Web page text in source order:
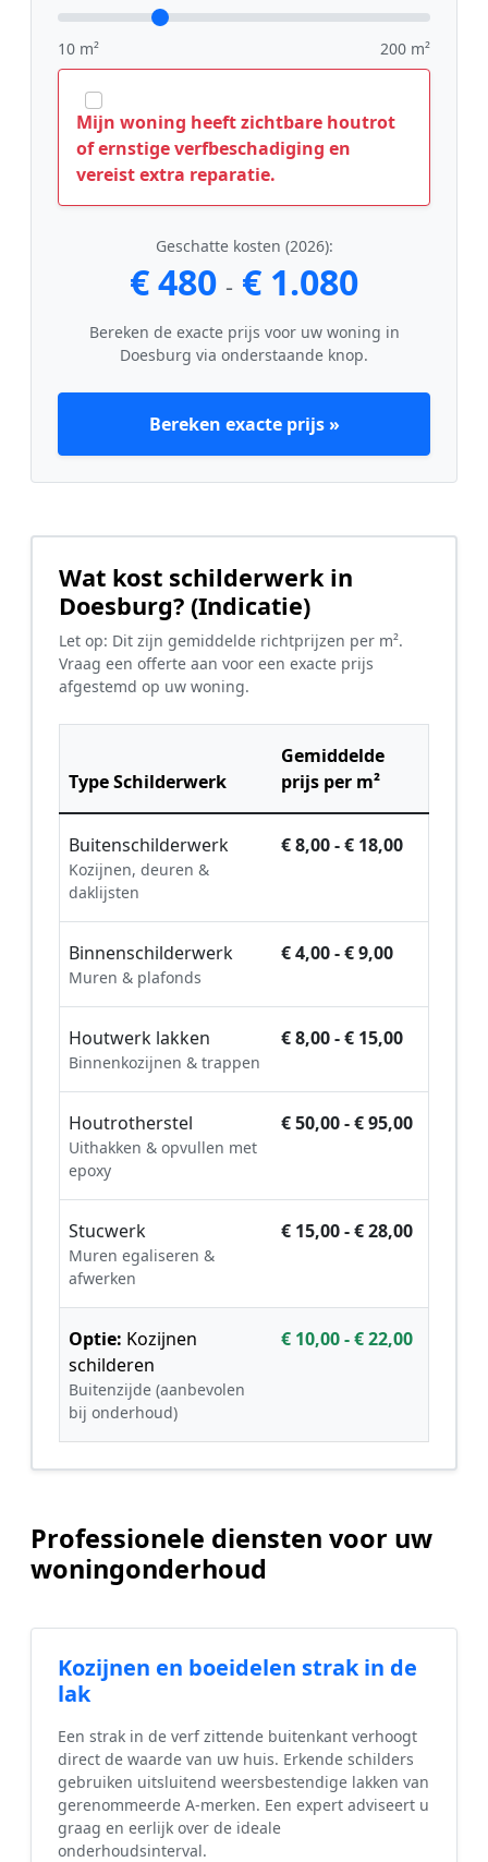
10 m² 200 m²
Mijn woning heeft zichtbare houtrot
of ernstige verfbeschadiging en
vereist extra reparatie.
Geschatte kosten (2026):
€ 480 - € 1.080
Bereken de exacte prijs voor uw woning in
Doesburg via onderstaande knop.
Bereken exacte prijs »
Wat kost schilderwerk in
Doesburg? (Indicatie)
Let op: Dit zijn gemiddelde richtprijzen per m².
Vraag een offerte aan voor een exacte prijs
afgestemd op uw woning.
Type Schilderwerk
Gemiddelde
prijs per m²
Buitenschilderwerk
Kozijnen, deuren &
daklijsten
€ 8,00 - € 18,00
Binnenschilderwerk
Muren & plafonds
€ 4,00 - € 9,00
Houtwerk lakken
Binnenkozijnen & trappen
€ 8,00 - € 15,00
Houtrotherstel
Uithakken & opvullen met
epoxy
€ 50,00 - € 95,00
Stucwerk
Muren egaliseren &
afwerken
€ 15,00 - € 28,00
Optie: Kozijnen
schilderen
Buitenzijde (aanbevolen
bij onderhoud)
€ 10,00 - € 22,00
Professionele diensten voor uw
woningonderhoud
Kozijnen en boeidelen strak in de
lak
Een strak in de verf zittende buitenkant verhoogt
direct de waarde van uw huis. Erkende schilders
gebruiken uitsluitend weersbestendige lakken van
gerenommeerde A-merken. Een expert adviseert u
graag en eerlijk over de ideale
onderhoudsinterval.